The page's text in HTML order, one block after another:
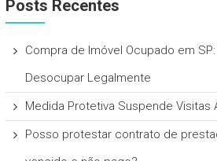
Posts Recentes
Compra de Imóvel Ocupado em
Desocupar Legalmente
Medida Protetiva Suspende Visitas
Posso protestar contrato de